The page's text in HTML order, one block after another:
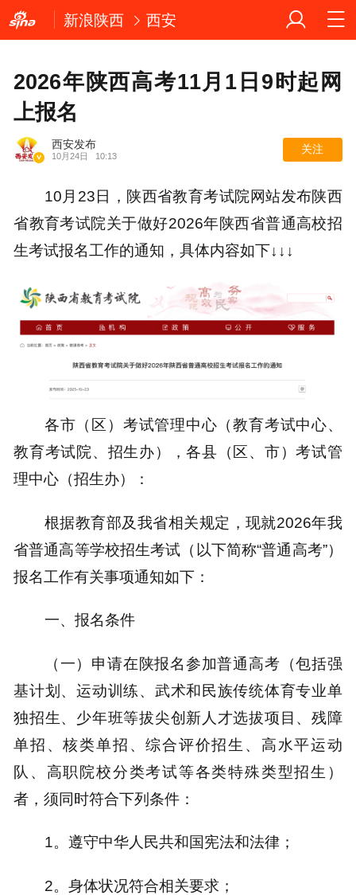
新浪陕西 西安
2026年陕西高考11月1日9时起网
上报名
西安发布
10月24日 10:13
关注
10月23日，陕西省教育考试院网站发布陕西
省教育考试院关于做好2026年陕西省普通高校招
生考试报名工作的通知，具体内容如下↓↓↓
各市（区）考试管理中心（教育考试中心、
教育考试院、招生办），各县（区、市）考试管
理中心（招生办）：
根据教育部及我省相关规定，现就2026年我
省普通高等学校招生考试（以下简称“普通高考”）
报名工作有关事项通知如下：
一、报名条件
（一）申请在陕报名参加普通高考（包括强
基计划、运动训练、武术和民族传统体育专业单
独招生、少年班等拔尖创新人才选拔项目、残障
单招、核类单招、综合评价招生、高水平运动
队、高职院校分类考试等各类特殊类型招生）
者，须同时符合下列条件：
1。遵守中华人民共和国宪法和法律；
2。身体状况符合相关要求；